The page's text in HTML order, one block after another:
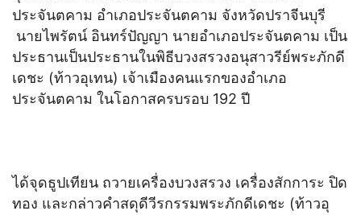
ประจันตคาม อำเภอประจันตคาม จังหวัดปราจีนบุรี
นายไพรัตน์ อินทร์ปัญญา นายอำเภอประจันตคาม เป็น
ประธานเป็นประธานในพิธีบวงสรวงอนุสาวรีย์พระภักดี
เดชะ (ท้าวอุเทน) เจ้าเมืองคนแรกของอำเภอ
ประจันตคาม ในโอกาสครบรอบ 192 ปี
ได้จุดธูปเทียน ถวายเครื่องบวงสรวง เครื่องสักการะ ปิด
ทอง และกล่าวคำสดุดีวีรกรรมพระภักดีเดชะ (ท้าวอุ